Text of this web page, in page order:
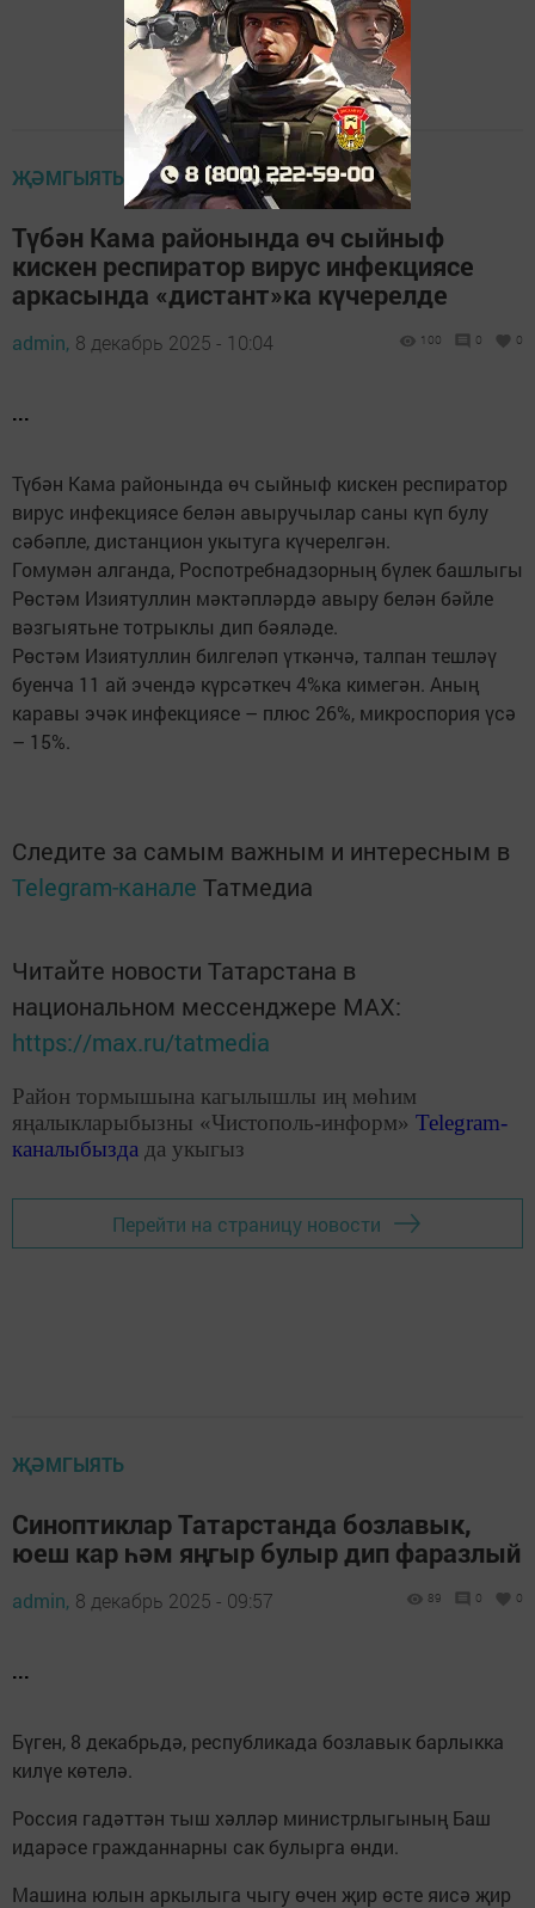
ҖӘМГЫЯТЬ
Түбән Кама районында өч сыйныф
кискен респиратор вирус инфекциясе
аркасында «дистант»ка күчерелде
admin, 8 декабрь 2025 - 10:04 100 0 0
...
Түбән Кама районында өч сыйныф кискен респиратор
вирус инфекциясе белән авыручылар саны күп булу
сәбәпле, дистанцион укытуга күчерелгән.
Гомумән алганда, Роспотребнадзорның бүлек башлыгы
Рөстәм Изиятуллин мәктәпләрдә авыру белән бәйле
вәзгыятьне тотрыклы дип бәяләде.
Рөстәм Изиятуллин билгеләп үткәнчә, талпан тешләү
буенча 11 ай эчендә күрсәткеч 4%ка кимегән. Аның
каравы эчәк инфекциясе – плюс 26%, микроспория үсә
– 15%.
Следите за самым важным и интересным в
Telegram-канале Татмедиа
Читайте новости Татарстана в
национальном мессенджере MАХ:
https://max.ru/tatmedia
Район тормышына кагылышлы иң мөһим
яңалыкларыбызны «Чистополь-информ» Telegram-
каналыбызда да укыгыз
Перейти на страницу новости
ҖӘМГЫЯТЬ
Синоптиклар Татарстанда бозлавык,
юеш кар һәм яңгыр булыр дип фаразлый
admin, 8 декабрь 2025 - 09:57 89 0 0
...
Бүген, 8 декабрьдә, республикада бозлавык барлыкка
килүе көтелә.
Россия гадәттән тыш хәлләр министрлыгының Баш
идарәсе гражданнарны сак булырга өнди.
Машина юлын аркылыга чыгу өчен җир өсте яисә җир